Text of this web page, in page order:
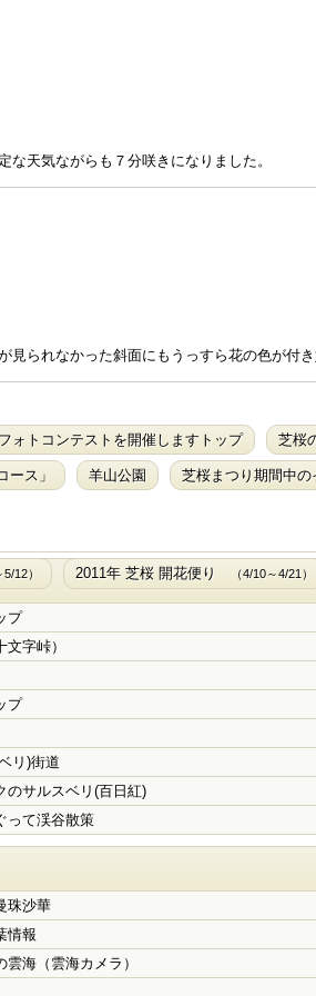
な天気ながらも７分咲きになりました。
見られなかった斜面にもうっすら花の色が付き
ォトコンテストを開催しますトップ 芝桜
ース」 羊山公園 芝桜まつり期間中の
5/12） 2011年 芝桜 開花便り （4/10～4/21）
プ
字峠）
プ
リ)街道
のサルスベリ(百日紅)
って渓谷散策
珠沙華
情報
海（雲海カメラ）